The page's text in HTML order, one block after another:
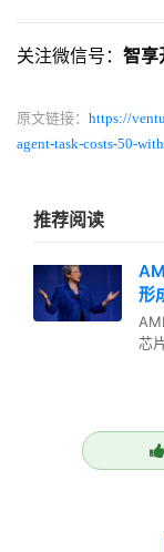
关注微信号： 智享
原文链接： https://
agent-task-costs-50-
推荐阅读
形
芯